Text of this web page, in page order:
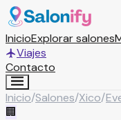
InicioExplorar salones
Viajes
Contacto
Inicio/Salones/Xico/
🏢